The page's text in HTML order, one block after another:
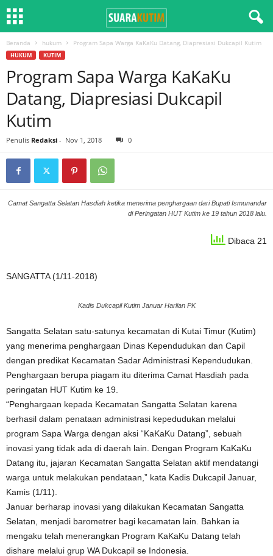
Beranda hukum Program Sapa Warga KaKaKu Datang, Diapresiasi Dukcapil Kutim
HUKUM KUTIM
Program Sapa Warga KaKaKu
Datang, Diapresiasi Dukcapil
Kutim
Penulis Redaksi - Nov 1, 2018 0
Camat Sangatta Selatan Hasdiah ketika menerima penghargaan dari Bupati Ismunandar
di Peringatan HUT Kutim ke 19 tahun 2018 lalu.
Dibaca 21
SANGATTA (1/11-2018)
Kadis Dukcapil Kutim Januar Harlian PK
Sangatta Selatan satu-satunya kecamatan di Kutai Timur (Kutim)
yang menerima penghargaan Dinas Kependudukan dan Capil
dengan predikat Kecamatan Sadar Administrasi Kependudukan.
Penghargaan berupa piagam itu diterima Camat Hasdiah pada
peringatan HUT Kutim ke 19.
“Penghargaan kepada Kecamatan Sangatta Selatan karena
berhasil dalam penataan administrasi kepedudukan melalui
program Sapa Warga dengan aksi “KaKaKu Datang”, sebuah
inovasi yang tidak ada di daerah lain. Dengan Program KaKaKu
Datang itu, jajaran Kecamatan Sangatta Selatan aktif mendatangi
warga untuk melakukan pendataan,” kata Kadis Dukcapil Januar,
Kamis (1/11).
Januar berharap inovasi yang dilakukan Kecamatan Sangatta
Selatan, menjadi barometrer bagi kecamatan lain. Bahkan ia
mengaku telah menerangkan Program KaKaKu Datang telah
dishare melalui grup WA Dukcapil se Indonesia.